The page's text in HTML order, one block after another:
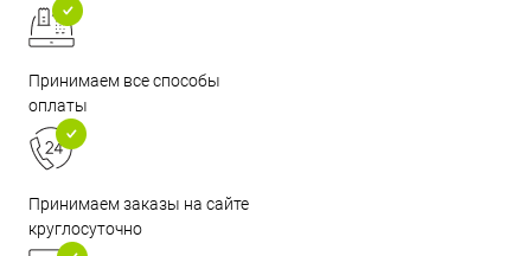
Принимаем все способы
оплаты
Принимаем заказы на сайте
круглосуточно